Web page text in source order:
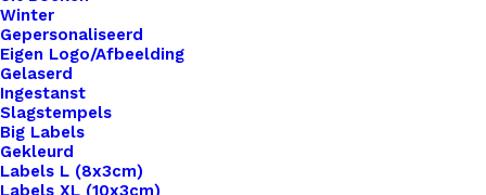
Winter
Gepersonaliseerd
Eigen Logo/Afbeelding
Gelaserd
Ingestanst
Slagstempels
Big Labels
Gekleurd
Labels L (8x3cm)
Labels XL (10x3cm)